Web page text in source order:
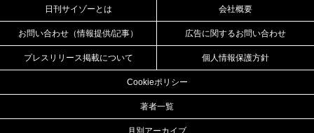
日刊サイゾーとは 会社概要
お問い合わせ（情報提供/記事） 広告に関するお問い合わせ
プレスリリース掲載について 個人情報保護方針
Cookieポリシー
著者一覧
月別アーカイブ